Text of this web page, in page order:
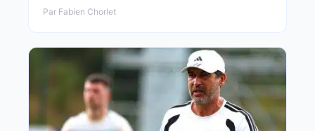
Par Fabien Chorlet